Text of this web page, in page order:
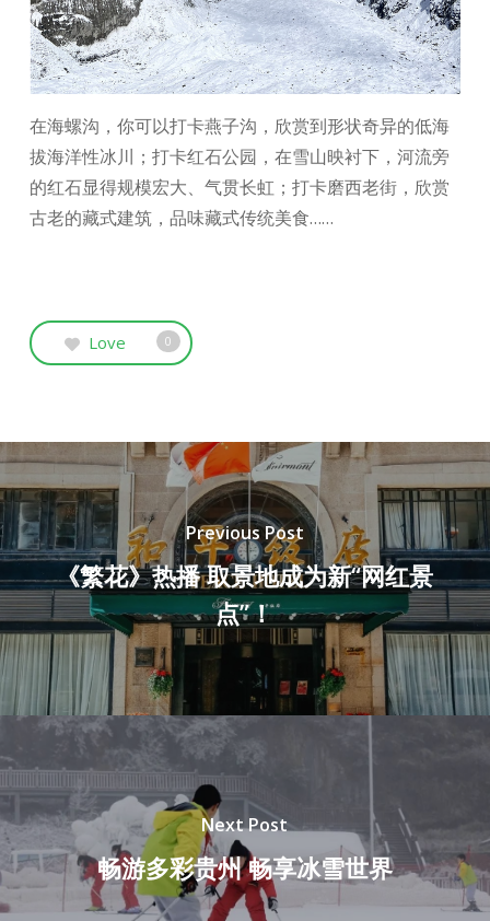
在海螺沟，你可以打卡燕子沟，欣赏到形状奇异的低海
拔海洋性冰川；打卡红石公园，在雪山映衬下，河流旁
的红石显得规模宏大、气贯长虹；打卡磨西老街，欣赏
古老的藏式建筑，品味藏式传统美食……
Love 0
Previous Post
《繁花》热播 取景地成为新“网红景
点”！
Next Post
畅游多彩贵州 畅享冰雪世界